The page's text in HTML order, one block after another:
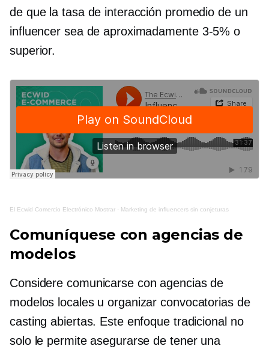
de que la tasa de interacción promedio de un
influencer sea de aproximadamente 3-5% o
superior.
El Ecwid Comercio Electrónico Mostrar · Marketing de influencers sin conjeturas
Comuníquese con agencias de
modelos
Considere comunicarse con agencias de
modelos locales u organizar convocatorias de
casting abiertas. Este enfoque tradicional no
solo le permite asegurarse de tener una